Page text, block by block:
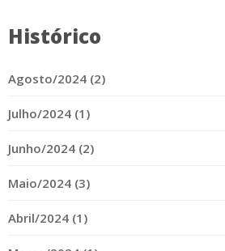
Histórico
Agosto/2024 (2)
Julho/2024 (1)
Junho/2024 (2)
Maio/2024 (3)
Abril/2024 (1)